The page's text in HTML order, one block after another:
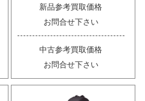
新品参考買取価格
お問合せ下さい
中古参考買取価格
お問合せ下さい